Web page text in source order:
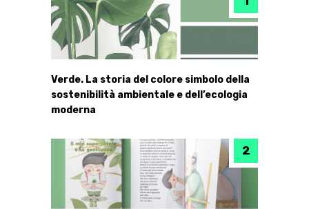
Verde. La storia del colore simbolo della
sostenibilità ambientale e dell’ecologia
moderna